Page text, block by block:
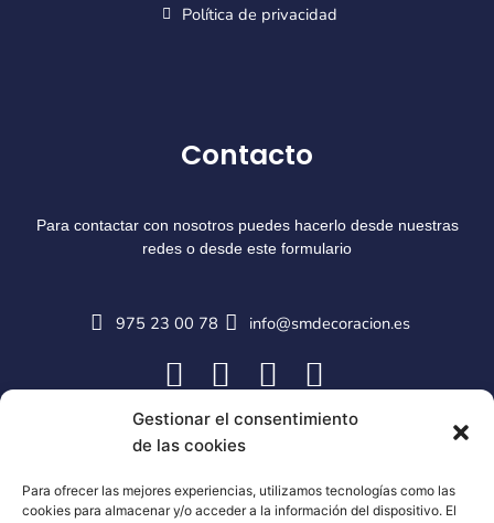
Gestionar el consentimiento
de las cookies
Para ofrecer las mejores experiencias, utilizamos tecnologías como las
cookies para almacenar y/o acceder a la información del dispositivo. El
Política de privacidad
Contacto
Para contactar con nosotros puedes hacerlo desde nuestras
redes o desde este formulario
975 23 00 78 info@smdecoracion.es